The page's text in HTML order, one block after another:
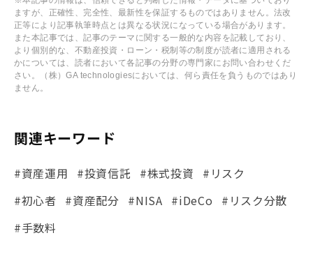
ますが、正確性、完全性、最新性を保証するものではありません。法改
正等により記事執筆時点とは異なる状況になっている場合があります。
また本記事では、記事のテーマに関する一般的な内容を記載しており、
より個別的な、不動産投資・ローン・税制等の制度が読者に適用される
かについては、読者において各記事の分野の専門家にお問い合わせくだ
さい。（株）GA technologiesにおいては、何ら責任を負うものではあり
ません。
関連キーワード
#資産運用 #投資信託 #株式投資
#リスク
#初心者
#資産配分 #NISA #iDeCo
#リスク分散
#手数料